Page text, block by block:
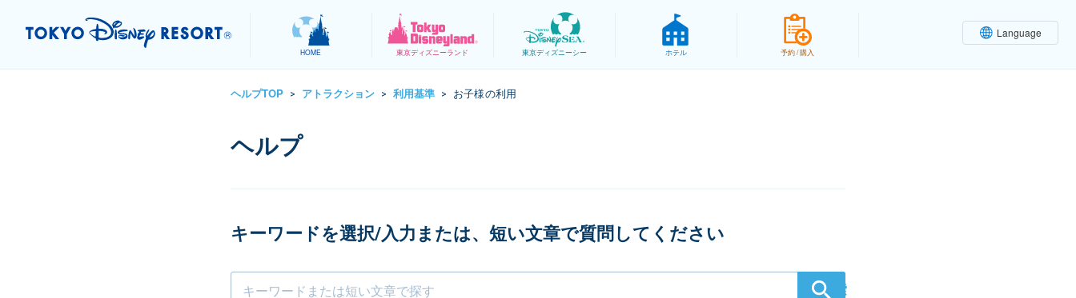
Language
HOME 東京ディズニーランド 東京ディズニーシー ホテル 予約 / 購入
ヘルプTOP > アトラクション > 利用基準 > お子様の利用
キーワードを選択/入力または、短い文章で質問してください
検索